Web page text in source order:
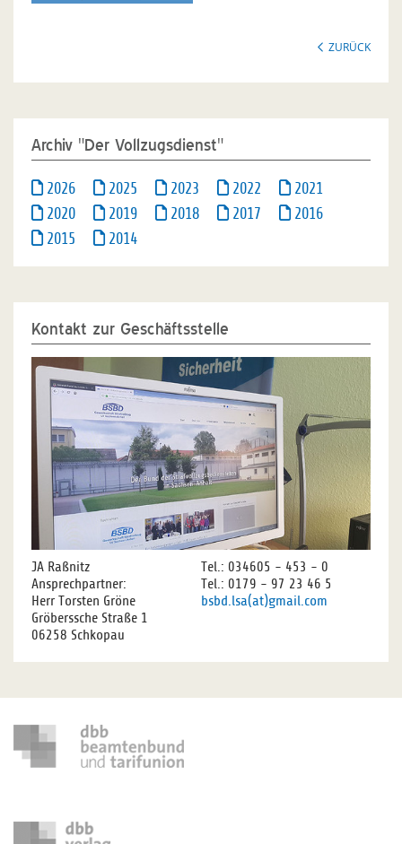
ZURÜCK
Archiv "Der Vollzugsdienst"
2026 2025 2023 2022
2021
2020
2019 2018 2017
2016
2015
2014
Kontakt zur Geschäftsstelle
JA Raßnitz
Ansprechpartner:
Herr Torsten Gröne
Gröberssche Straße 1
06258 Schkopau
Tel.: 034605 - 453 - 0
Tel.: 0179 - 97 23 46 5
bsbd.lsa(at)gmail.com